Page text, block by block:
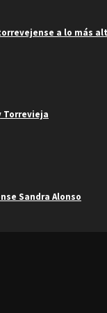
a lo más
Torrevieja
Sandra Alonso